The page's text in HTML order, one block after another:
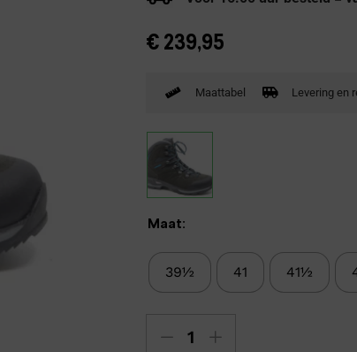
€ 239,95
Maattabel Levering en
Maat:
39½ 41 41½